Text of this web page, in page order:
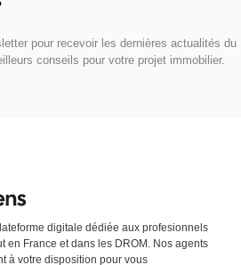
pour recevoir les dernières actualités du
conseils pour votre projet immobilier.
digitale dédiée aux profesionnels
en France et dans les DROM. Nos agents
à votre disposition pour vous